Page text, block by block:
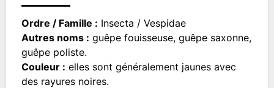
Ordre / Famille : Insecta / Vespidae
Autres noms : guêpe fouisseuse, guêpe saxonne,
guêpe poliste.
Couleur : elles sont généralement jaunes avec
des rayures noires.